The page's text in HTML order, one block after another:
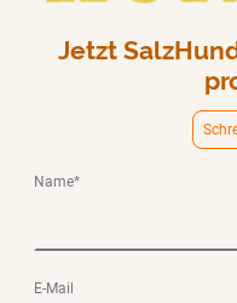
Jetzt
Name*
E-Mail